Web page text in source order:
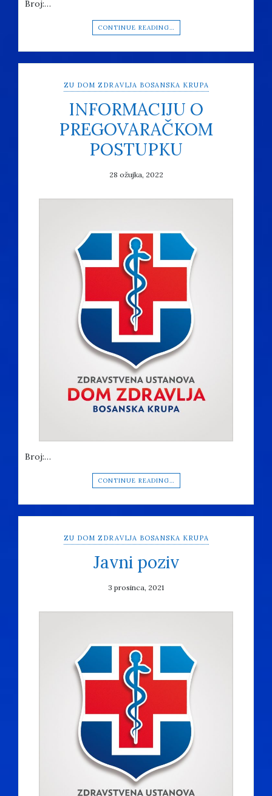
Broj:…
CONTINUE READING…
ZU DOM ZDRAVLJA BOSANSKA KRUPA
INFORMACIJU O
PREGOVARAČKOM
POSTUPKU
28 ožujka, 2022
Broj:…
CONTINUE READING…
ZU DOM ZDRAVLJA BOSANSKA KRUPA
Javni poziv
3 prosinca, 2021